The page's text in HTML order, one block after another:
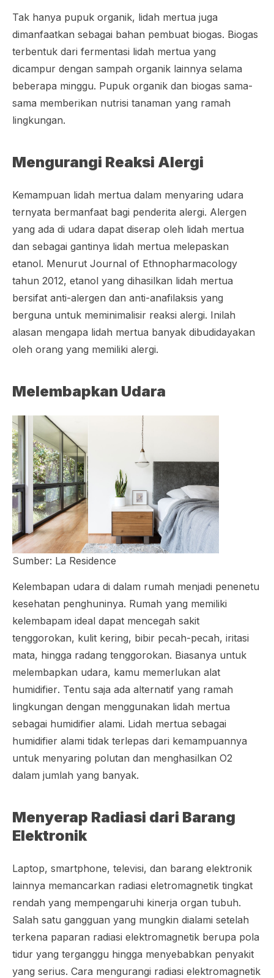
Tak hanya pupuk organik, lidah mertua juga
dimanfaatkan sebagai bahan pembuat biogas. Biogas
terbentuk dari fermentasi lidah mertua yang
dicampur dengan sampah organik lainnya selama
beberapa minggu. Pupuk organik dan biogas sama-
sama memberikan nutrisi tanaman yang ramah
lingkungan.
Mengurangi Reaksi Alergi
Kemampuan lidah mertua dalam menyaring udara
ternyata bermanfaat bagi penderita alergi. Alergen
yang ada di udara dapat diserap oleh lidah mertua
dan sebagai gantinya lidah mertua melepaskan
etanol. Menurut Journal of Ethnopharmacology
tahun 2012, etanol yang dihasilkan lidah mertua
bersifat anti-alergen dan anti-anafilaksis yang
berguna untuk meminimalisir reaksi alergi. Inilah
alasan mengapa lidah mertua banyak dibudidayakan
oleh orang yang memiliki alergi.
Melembapkan Udara
Sumber: La Residence
Kelembapan udara di dalam rumah menjadi penenetu
kesehatan penghuninya. Rumah yang memiliki
kelembapam ideal dapat mencegah sakit
tenggorokan, kulit kering, bibir pecah-pecah, iritasi
mata, hingga radang tenggorokan. Biasanya untuk
melembapkan udara, kamu memerlukan alat
humidifier. Tentu saja ada alternatif yang ramah
lingkungan dengan menggunakan lidah mertua
sebagai humidifier alami. Lidah mertua sebagai
humidifier alami tidak terlepas dari kemampuannya
untuk menyaring polutan dan menghasilkan O2
dalam jumlah yang banyak.
Menyerap Radiasi dari Barang
Elektronik
Laptop, smartphone, televisi, dan barang elektronik
lainnya memancarkan radiasi eletromagnetik tingkat
rendah yang mempengaruhi kinerja organ tubuh.
Salah satu gangguan yang mungkin dialami setelah
terkena paparan radiasi elektromagnetik berupa pola
tidur yang terganggu hingga menyebabkan penyakit
yang serius. Cara mengurangi radiasi elektromagnetik